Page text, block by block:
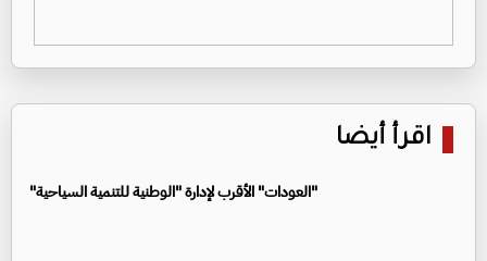
اقرأ أيضا
"العودات" الأقرب لإدارة "الوطنية للتنمية السياحية"